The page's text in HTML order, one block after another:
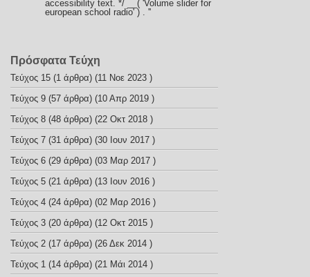
accessibility text. */ __( 'Volume slider for
european school radio' ) . ''
Πρόσφατα Τεύχη
Τεύχος 15 (1 άρθρα) (11 Νοε 2023 )
Τεύχος 9 (57 άρθρα) (10 Απρ 2019 )
Τεύχος 8 (48 άρθρα) (22 Οκτ 2018 )
Τεύχος 7 (31 άρθρα) (30 Ιουν 2017 )
Τεύχος 6 (29 άρθρα) (03 Μαρ 2017 )
Τεύχος 5 (21 άρθρα) (13 Ιουν 2016 )
Τεύχος 4 (24 άρθρα) (02 Μαρ 2016 )
Τεύχος 3 (20 άρθρα) (12 Οκτ 2015 )
Τεύχος 2 (17 άρθρα) (26 Δεκ 2014 )
Τεύχος 1 (14 άρθρα) (21 Μάι 2014 )